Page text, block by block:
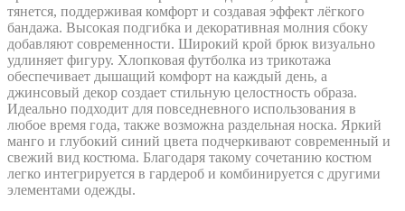
тянется, поддерживая комфорт и создавая эффект лёгкого
бандажа. Высокая подгибка и декоративная молния сбоку
добавляют современности. Широкий крой брюк визуально
удлиняет фигуру. Хлопковая футболка из трикотажа
обеспечивает дышащий комфорт на каждый день, а
джинсовый декор создает стильную целостность образа.
Идеально подходит для повседневного использования в
любое время года, также возможна раздельная носка. Яркий
манго и глубокий синий цвета подчеркивают современный и
свежий вид костюма. Благодаря такому сочетанию костюм
легко интегрируется в гардероб и комбинируется с другими
элементами одежды.